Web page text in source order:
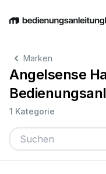
EnglishDeutsch
Marken
Angelsense
1 Kategorie